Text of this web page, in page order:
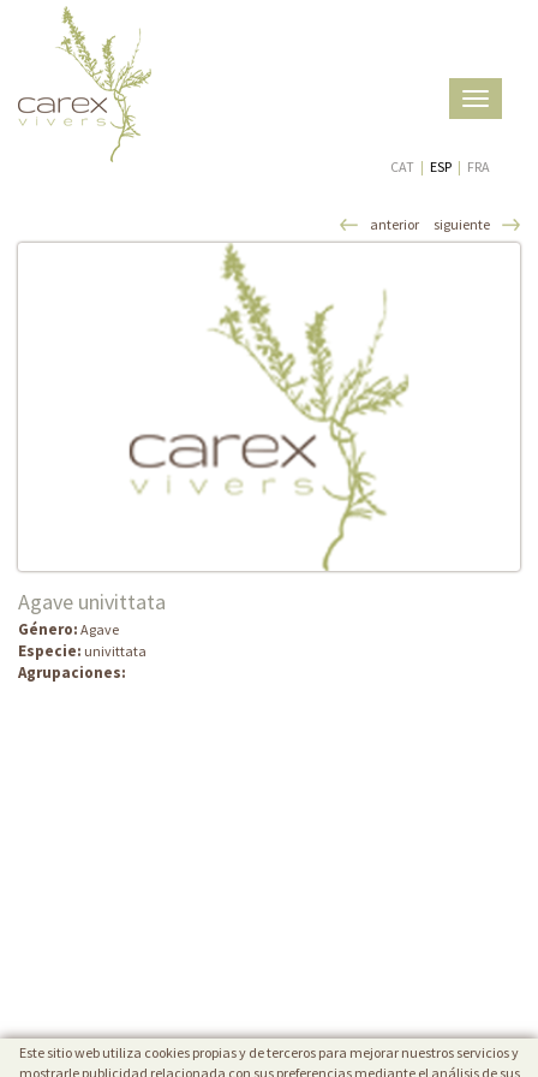
Toggle
CAT | ESP | FRA
anterior siguiente
Agave univittata
Género: Agave
Especie: univittata
Agrupaciones:
Este sitio web utiliza cookies propias y de terceros para mejorar nuestros servicios y
mostrarle publicidad relacionada con sus preferencias mediante el análisis de sus